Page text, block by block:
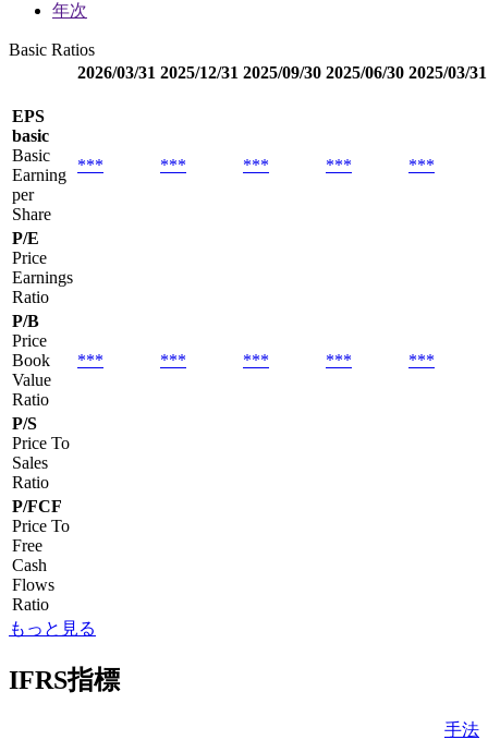
年次
Basic Ratios
2026/03/31 2025/12/31 2025/09/30 2025/06/30 2025/03/31
EPS
basic
Basic
Earning
per
Share
*** *** *** *** ***
P/E
Price
Earnings
Ratio
P/B
Price
Book
Value
Ratio
*** *** *** *** ***
P/S
Price To
Sales
Ratio
P/FCF
Price To
Free
Cash
Flows
Ratio
もっと見る
IFRS指標
手法